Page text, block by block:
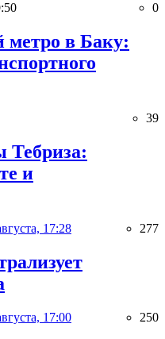
0
метро в Баку:
39
Тебриза:
и
17:28 277
17:00 250